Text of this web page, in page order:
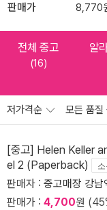
판매가 8,770
전체 중고
(16)
알
저가격순 모든 품질
[중고] Helen Keller
el 2 (Paperback)
판매자 : 중고매장 강남
판매가 : 4,700원